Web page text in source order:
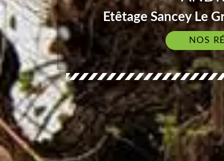
Etêtage Sancey Le
NOS